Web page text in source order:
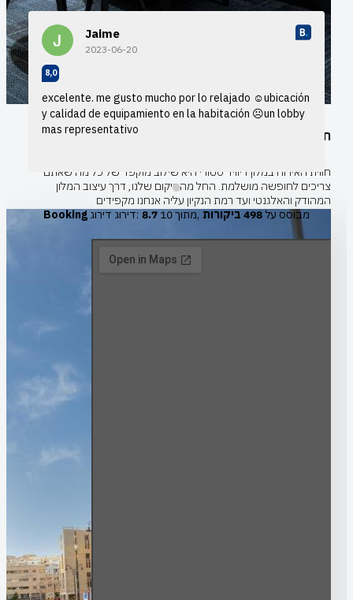
חווית אירוח
חווית האירוח במלון דיוויד סטורי היא שילוב מוקפד של כל מה שאתם
צריכים לחופשה מושלמת. החל מהמיקום שלנו, דרך עיצוב המלון
המהודק והאלגנטי ועד רמת הנקיון עליה אנחנו מקפידים
Jaime
2023-06-20
8,0
excelente. me gusto mucho por lo relajado ☺ubicación
y calidad de equipamiento en la habitación ☹un lobby
mas representativo
Booking דירוג דירוג: 8.7 מתוך 10, מבוסס על498 ביקורות